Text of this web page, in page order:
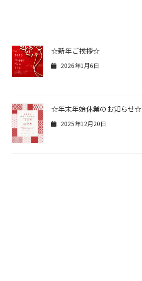
☆新年ご挨拶☆
2026年1月6日
☆年末年始休業のお知らせ☆
2025年12月20日